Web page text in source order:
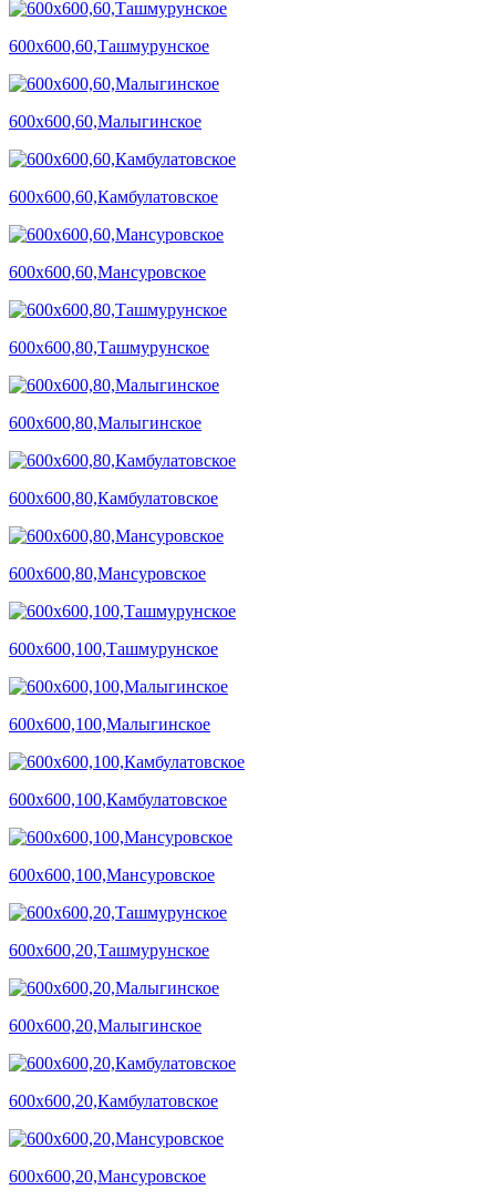
600х600,60,Ташмурунское
600х600,60,Малыгинское
600х600,60,Камбулатовское
600х600,60,Мансуровское
600х600,80,Ташмурунское
600х600,80,Малыгинское
600х600,80,Камбулатовское
600х600,80,Мансуровское
600х600,100,Ташмурунское
600х600,100,Малыгинское
600х600,100,Камбулатовское
600х600,100,Мансуровское
600х600,20,Ташмурунское
600х600,20,Малыгинское
600х600,20,Камбулатовское
600х600,20,Мансуровское